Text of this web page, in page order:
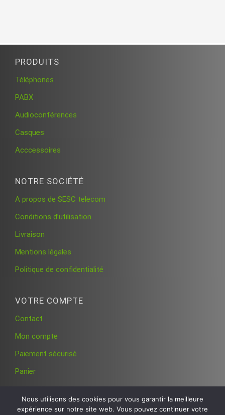
PRODUITS
Téléphones
PABX
Audioconférences
Casques
Acccessoires
NOTRE SOCIÉTÉ
A propos de SESC telecom
Conditions d’utilisation
Livraison
Mentions légales
Politique de confidentialité
VOTRE COMPTE
Contact
Mon compte
Paiement sécurisé
Panier
Nous utilisons des cookies pour vous garantir la meilleure
expérience sur notre site web. Vous pouvez continuer votre